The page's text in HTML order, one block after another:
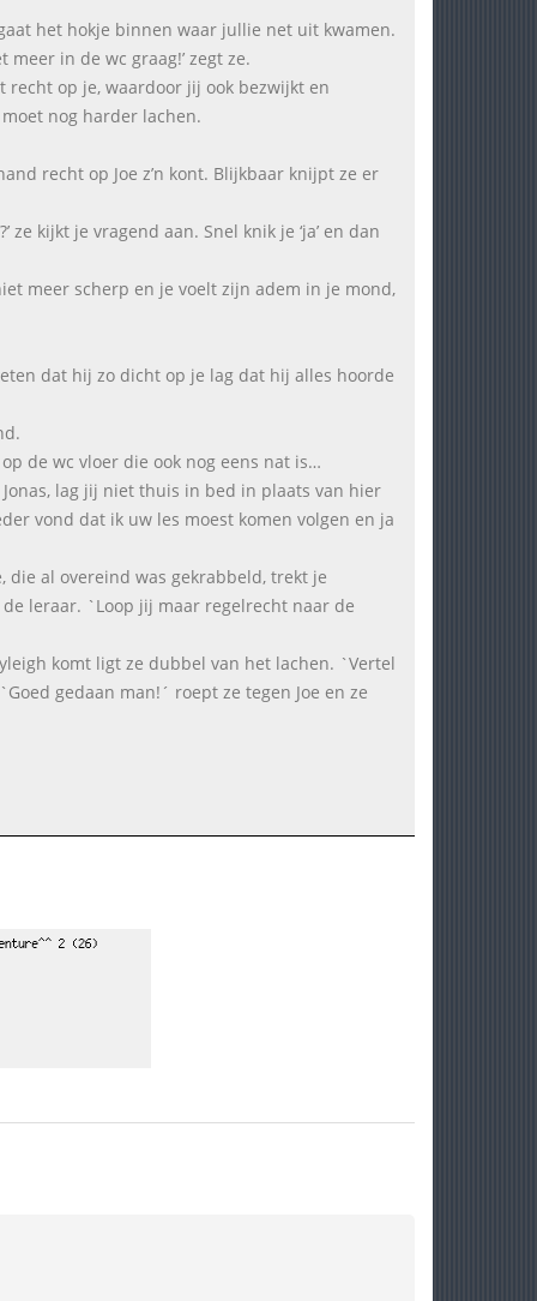
het hokje binnen waar jullie net uit kwamen.
in de wc graag!’ zegt ze.
recht op je, waardoor jij ook bezwijkt en
moet nog harder lachen.
recht op Joe z’n kont. Blijkbaar knijpt ze er
ze kijkt je vragend aan. Snel knik je ‘ja’ en dan
meer scherp en je voelt zijn adem in je mond,
dat hij zo dicht op je lag dat hij alles hoorde
de wc vloer die ook nog eens nat is…
lag jij niet thuis in bed in plaats van hier
vond dat ik uw les moest komen volgen en ja
die al overeind was gekrabbeld, trekt je
leraar. `Loop jij maar regelrecht naar de
komt ligt ze dubbel van het lachen. `Vertel
gedaan man!´ roept ze tegen Joe en ze